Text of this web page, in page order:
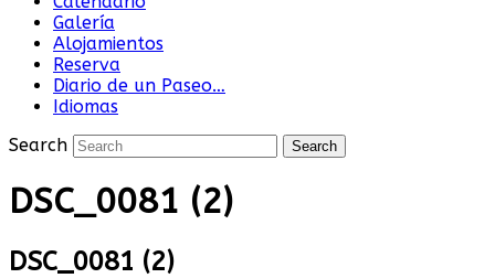
Galería
Alojamientos
Reserva
Diario de un Paseo…
Idiomas
Search
DSC_0081 (2)
DSC_0081 (2)